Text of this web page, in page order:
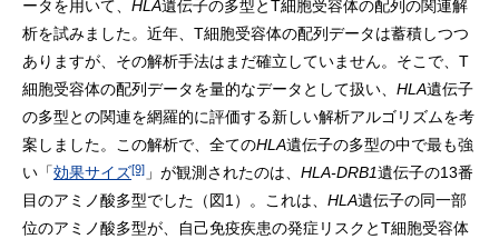
ータを用いて、 HLA遺伝子の多型とT細胞受容体の配列の関連解
析を試みました。近年、T細胞受容体の配列データは蓄積しつつ
ありますが、その解析手法はまだ確立していません。そこで、T
細胞受容体の配列データを量的なデータとして扱い、 HLA遺伝子
の多型との関連を網羅的に評価する新しい解析アルゴリズムを考
案しました。この解析で、全てのHLA遺伝子の多型の中で最も強
い「効果サイズ[9] 」が観測されたのは、 HLA-DRB1遺伝子の13番
目のアミノ酸多型でした（図1）。これは、 HLA遺伝子の同一部
位のアミノ酸多型が、自己免疫疾患の発症リスクとT細胞受容体